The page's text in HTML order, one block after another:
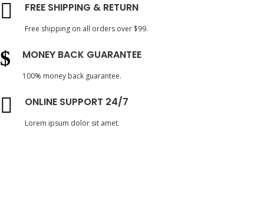
FREE SHIPPING & RETURN
Free shipping on all orders over $99.
MONEY BACK GUARANTEE
100% money back guarantee.
ONLINE SUPPORT 24/7
Lorem ipsum dolor sit amet.